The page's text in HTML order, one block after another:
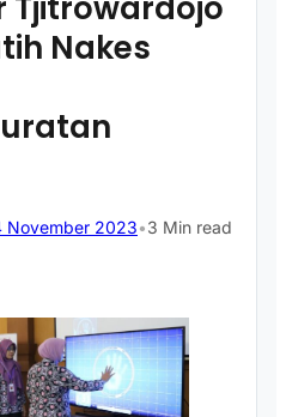
Nakes
November 2023•3 Min read